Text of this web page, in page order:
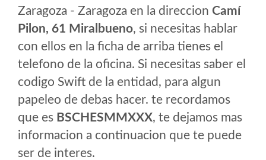
Zaragoza - Zaragoza en la direccion Camí
Pilon, 61 Miralbueno, si necesitas hablar
con ellos en la ficha de arriba tienes el
telefono de la oficina. Si necesitas saber el
codigo Swift de la entidad, para algun
papeleo de debas hacer. te recordamos
que es BSCHESMMXXX, te dejamos mas
informacion a continuacion que te puede
ser de interes.